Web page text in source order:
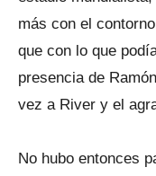
más con el
que con lo que
presencia de
vez a River y el
No hubo entonces